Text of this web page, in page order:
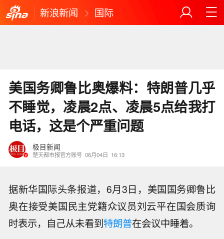
新浪新闻 国际
美国务卿鲁比奥爆料：特朗普几乎
不睡觉，凌晨2点、凌晨5点给我打
电话，这是个严重问题
极目新闻
楚天都市报官方账号 06月04日 16:13
据新华国际头条报道，6月3日，美国国务卿鲁比
奥在接受美国民主党籍众议员刘云平在国会质询
时表示，自己从未看到特朗普在会议中睡着。